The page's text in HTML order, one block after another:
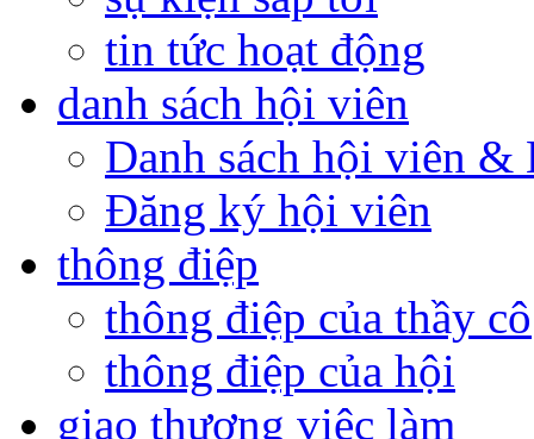
tin tức hoạt động
danh sách hội viên
Danh sách hội viên &
Đăng ký hội viên
thông điệp
thông điệp của thầy cô
thông điệp của hội
giao thương việc làm